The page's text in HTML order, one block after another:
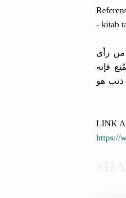
- kitab
من رأى
فإنه
ذنب هو
LINK
https://